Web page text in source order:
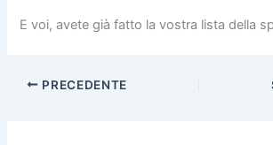
E voi, avete già fatto la vostra lista della
PRECEDENTE